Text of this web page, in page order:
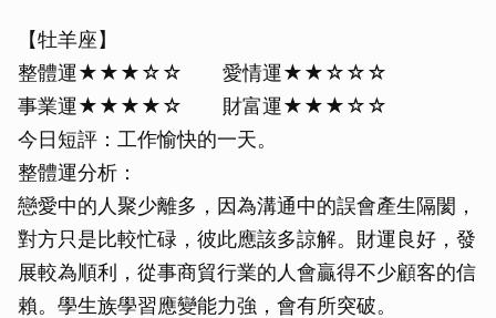
【牡羊座】
整體運★★★☆☆ 愛情運★★☆☆☆
事業運★★★★☆ 財富運★★★☆☆
今日短評：工作愉快的一天。
整體運分析：
戀愛中的人聚少離多，因為溝通中的誤會產生隔閡，
對方只是比較忙碌，彼此應該多諒解。財運良好，發
展較為順利，從事商貿行業的人會贏得不少顧客的信
賴。學生族學習應變能力強，會有所突破。